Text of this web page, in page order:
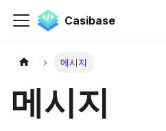
Casibase
메시지
메시지